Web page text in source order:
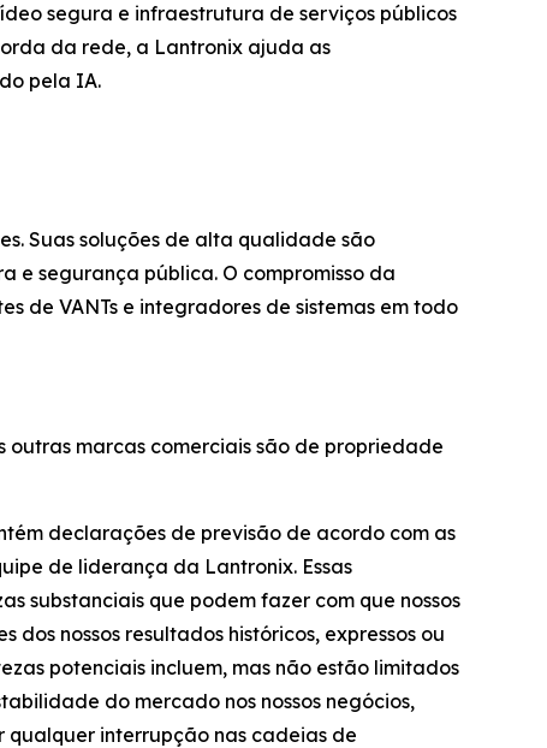
segura e infraestrutura de serviços públicos
da rede, a Lantronix ajuda as
pela IA.
Suas soluções de alta qualidade são
e segurança pública. O compromisso da
de VANTs e integradores de sistemas em todo
outras marcas comerciais são de propriedade
declarações de previsão de acordo com as
de liderança da Lantronix. Essas
substanciais que podem fazer com que nossos
nossos resultados históricos, expressos ou
potenciais incluem, mas não estão limitados
do mercado nos nossos negócios,
qualquer interrupção nas cadeias de